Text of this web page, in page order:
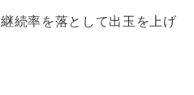
続率を落として出玉を上げ